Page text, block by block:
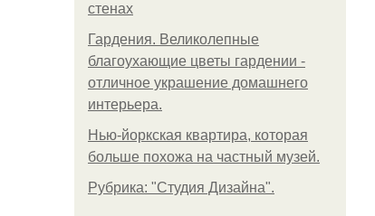
стенах
Гардения. Великолепные
благоухающие цветы гардении -
отличное украшение домашнего
интерьера.
Нью-йоркская квартира, которая
больше похожа на частный музей.
Рубрика: "Студия Дизайна".